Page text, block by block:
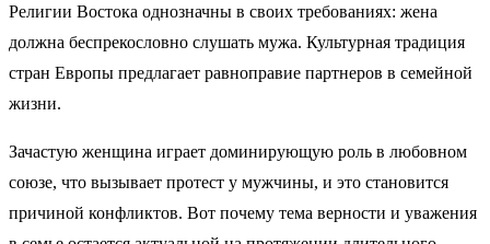
Религии Востока однозначны в своих требованиях: жена
должна беспрекословно слушать мужа. Культурная традиция
стран Европы предлагает равноправие партнеров в семейной
жизни.
Зачастую женщина играет доминирующую роль в любовном
союзе, что вызывает протест у мужчины, и это становится
причиной конфликтов. Вот почему тема верности и уважения